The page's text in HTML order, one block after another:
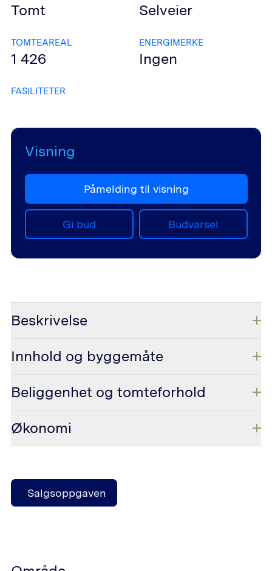
Tomt Selveier
TOMTEAREAL
1 426
ENERGIMERKE
Ingen
FASILITETER
Visning
Påmelding til visning
Gi bud Budvarsel
Beskrivelse
Innhold og byggemåte
Beliggenhet og tomteforhold
Økonomi
Salgsoppgaven